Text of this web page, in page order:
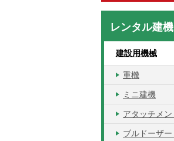
レンタル建
建設用機械
重機
ミニ建機
アタッチメン
ブルドーザ